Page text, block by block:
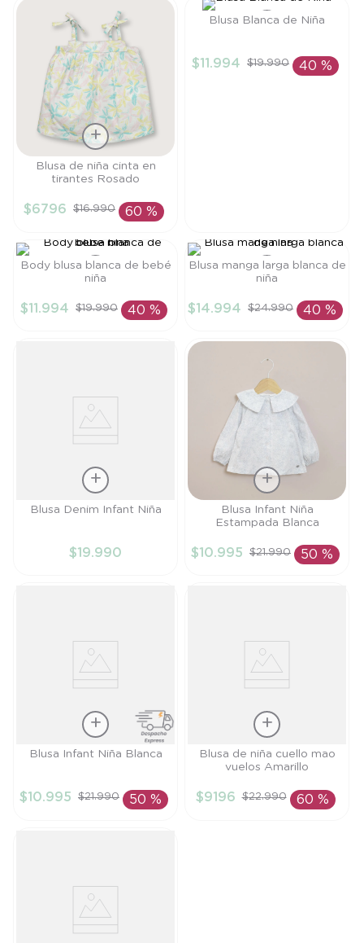
Talla
AÑADIR AL
Blusa de niña cinta en
tirantes Rosado
$6796 $16.990 60 %
Blusa Blanca de Niña
$11 .994 $19.990 40 %
Body blusa blanca de bebé
niña
$11 .994 $19.990 40 %
CARRITO
Blusa manga larga blanca de
niña
$14.994 $24.990 40 %
Talla
Blusa Denim Infant Niña
$19.990
AÑADIR AL
Blusa Infant Niña
Estampada Blanca
$10.995 $21.990 50 %
Talla
AÑADIR AL
Blusa Infant Niña Blanca
$10.995 $21.990 50 %
Talla
AÑADIR AL
Blusa de niña cuello mao
vuelos Amarillo
$9196 $22.990 60 %
saco
saco dormir
poleron